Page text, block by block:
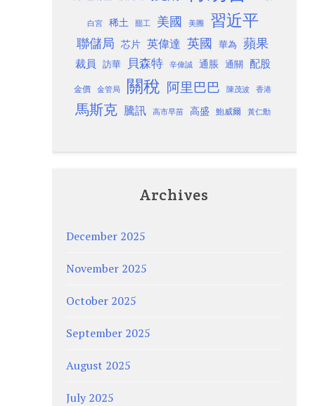
白宮 稀土 罷工 美國 美團 習近平
聯儲局 芯片 英偉達 英國 華為 蘋果
裁員 訪華 貝森特 辛偉誠 通脹 通關 配股
金價 金管局 關稅 阿里巴巴 陳茂波 香港
馬斯克 騰訊 高市早苗 高盛 鮑威爾 黃仁勳
Archives
December 2025
November 2025
October 2025
September 2025
August 2025
July 2025